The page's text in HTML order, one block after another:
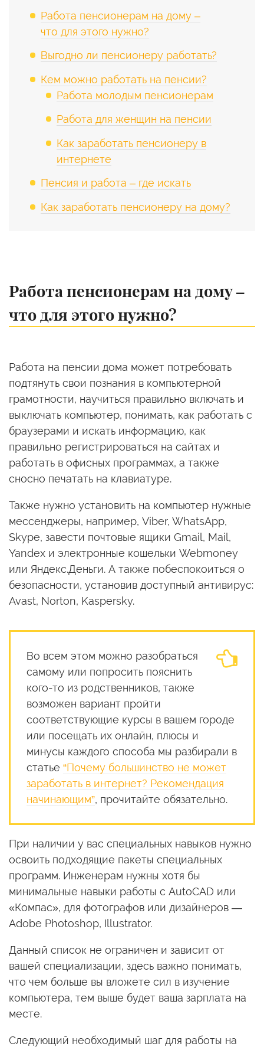
Работа пенсионерам на дому –
что для этого нужно?
Выгодно ли пенсионеру работать?
Кем можно работать на пенсии?
Работа молодым пенсионерам
Работа для женщин на пенсии
Как заработать пенсионеру в
интернете
Пенсия и работа – где искать
Как заработать пенсионеру на дому?
Работа пенсионерам на дому –
что для этого нужно?
Работа на пенсии дома может потребовать
подтянуть свои познания в компьютерной
грамотности, научиться правильно включать и
выключать компьютер, понимать, как работать с
браузерами и искать информацию, как
правильно регистрироваться на сайтах и
работать в офисных программах, а также
сносно печатать на клавиатуре.
Также нужно установить на компьютер нужные
мессенджеры, например, Viber, WhatsApp,
Skype, завести почтовые ящики Gmail, Mail,
Yandex и электронные кошельки Webmoney
или Яндекс.Деньги. А также побеспокоиться о
безопасности, установив доступный антивирус:
Avast, Norton, Kaspersky.
Во всем этом можно разобраться
самому или попросить пояснить
кого-то из родственников, также
возможен вариант пройти
соответствующие курсы в вашем городе
или посещать их онлайн, плюсы и
минусы каждого способа мы разбирали в
статье “Почему большинство не может
заработать в интернет? Рекомендация
начинающим”, прочитайте обязательно.
При наличии у вас специальных навыков нужно
освоить подходящие пакеты специальных
программ. Инженерам нужны хотя бы
минимальные навыки работы с AutoCAD или
«Компас», для фотографов или дизайнеров —
Adobe Photoshop, Illustrator.
Данный список не ограничен и зависит от
вашей специализации, здесь важно понимать,
что чем больше вы вложете сил в изучение
компьютера, тем выше будет ваша зарплата на
месте.
Следующий необходимый шаг для работы на